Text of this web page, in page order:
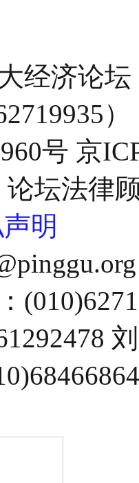
经济论
）
号 京
论坛法律
明